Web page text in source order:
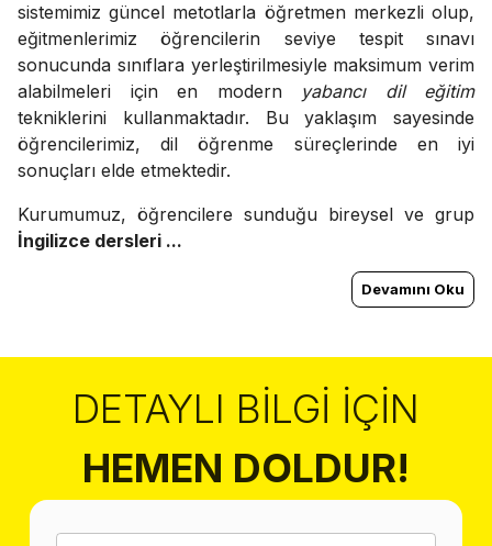
sistemimiz güncel metotlarla öğretmen merkezli olup,
eğitmenlerimiz öğrencilerin seviye tespit sınavı
sonucunda sınıflara yerleştirilmesiyle maksimum verim
alabilmeleri için en modernyabancı dil eğitim
tekniklerini kullanmaktadır. Bu yaklaşım sayesinde
öğrencilerimiz, dil öğrenme süreçlerinde en iyi
sonuçları elde etmektedir.
Kurumumuz, öğrencilere sunduğu bireysel ve grup
İngilizce dersleri ...
Devamını Oku
DETAYLI BILGI İÇIN
HEMEN DOLDUR!